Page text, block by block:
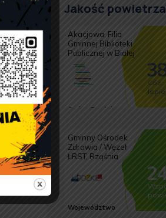
Jakość powietrza